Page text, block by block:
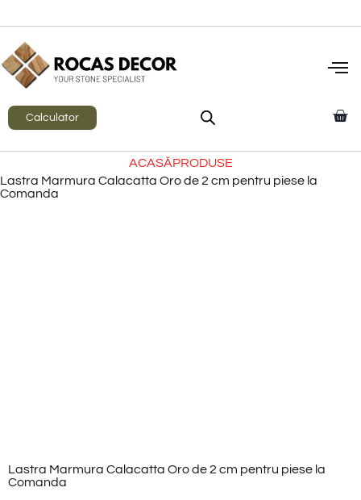
Calculator
ACASĂPRODUSE
Lastra Marmura Calacatta Oro de 2 cm pentru piese la
Comanda
Lastra Marmura Calacatta Oro de 2 cm pentru piese la
Comanda